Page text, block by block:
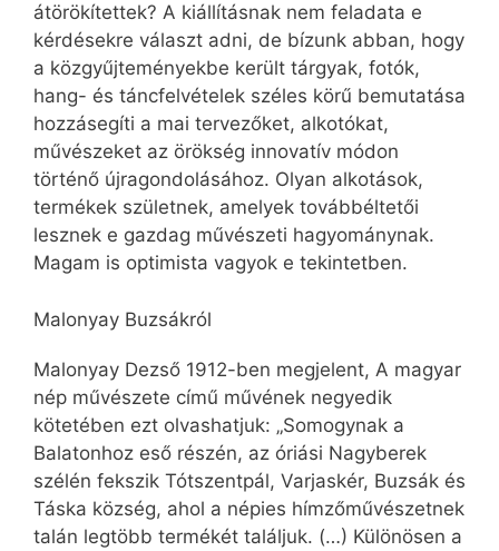
átörökítettek? A kiállításnak nem feladata e
kérdésekre választ adni, de bízunk abban, hogy
a közgyűjteményekbe került tárgyak, fotók,
hang- és táncfelvételek széles körű bemutatása
hozzásegíti a mai tervezőket, alkotókat,
művészeket az örökség innovatív módon
történő újragondolásához. Olyan alkotások,
termékek születnek, amelyek továbbéltetői
lesznek e gazdag művészeti hagyománynak.
Magam is optimista vagyok e tekintetben.
Malonyay Buzsákról
Malonyay Dezső 1912-ben megjelent, A magyar
nép művészete című művének negyedik
kötetében ezt olvashatjuk: „Somogynak a
Balatonhoz eső részén, az óriási Nagyberek
szélén fekszik Tótszentpál, Varjaskér, Buzsák és
Táska község, ahol a népies hímzőművészetnek
talán legtöbb termékét találjuk. (…) Különösen a